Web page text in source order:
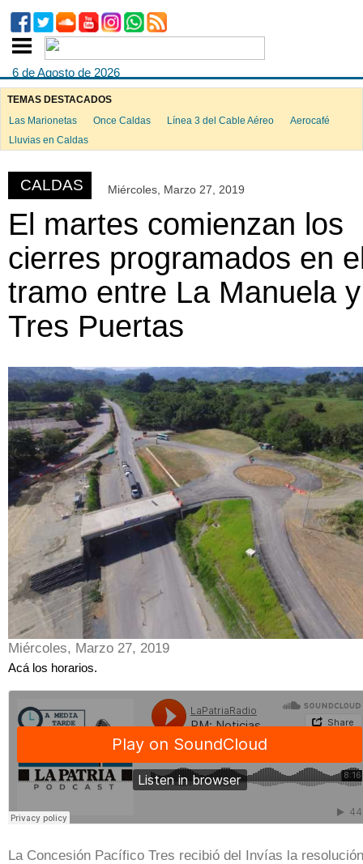
6 de Agosto de 2026
TEMAS DESTACADOS
Las Marionetas
Once Caldas Línea 3 del Cable Aéreo
Aerocafé
Lluvias en Caldas
CALDAS Miércoles, Marzo 27, 2019
El martes comienzan los
cierres programados en
tramo entre La Manuela y
Tres Puertas
Miércoles, Marzo 27, 2019
Acá los horarios.
La Concesión Pacífico Tres recibió del Invías la resolución